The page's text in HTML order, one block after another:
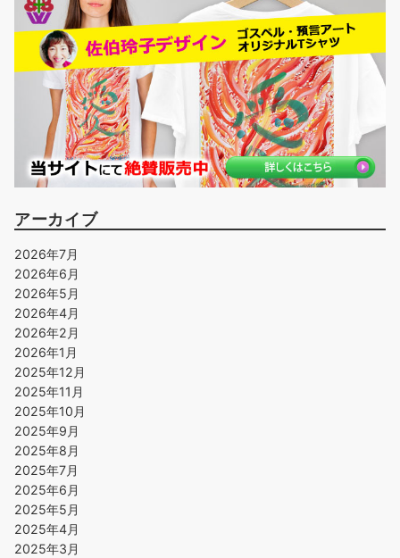
アーカイブ
2026年7月
2026年6月
2026年5月
2026年4月
2026年2月
2026年1月
2025年12月
2025年11月
2025年10月
2025年9月
2025年8月
2025年7月
2025年6月
2025年5月
2025年4月
2025年3月